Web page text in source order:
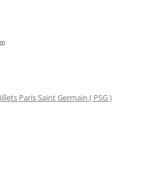
Paris Saint Germain ( PSG )